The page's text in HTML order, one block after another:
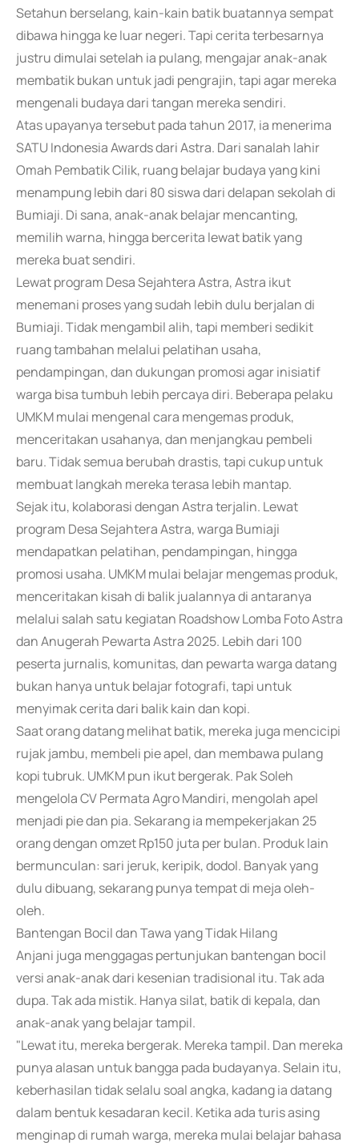
Setahun berselang, kain-kain batik buatannya sempat
dibawa hingga ke luar negeri. Tapi cerita terbesarnya
justru dimulai setelah ia pulang, mengajar anak-anak
membatik bukan untuk jadi pengrajin, tapi agar mereka
mengenali budaya dari tangan mereka sendiri.
Atas upayanya tersebut pada tahun 2017, ia menerima
SATU Indonesia Awards dari Astra. Dari sanalah lahir
Omah Pembatik Cilik, ruang belajar budaya yang kini
menampung lebih dari 80 siswa dari delapan sekolah di
Bumiaji. Di sana, anak-anak belajar mencanting,
memilih warna, hingga bercerita lewat batik yang
mereka buat sendiri.
Lewat program Desa Sejahtera Astra, Astra ikut
menemani proses yang sudah lebih dulu berjalan di
Bumiaji. Tidak mengambil alih, tapi memberi sedikit
ruang tambahan melalui pelatihan usaha,
pendampingan, dan dukungan promosi agar inisiatif
warga bisa tumbuh lebih percaya diri. Beberapa pelaku
UMKM mulai mengenal cara mengemas produk,
menceritakan usahanya, dan menjangkau pembeli
baru. Tidak semua berubah drastis, tapi cukup untuk
membuat langkah mereka terasa lebih mantap.
Sejak itu, kolaborasi dengan Astra terjalin. Lewat
program Desa Sejahtera Astra, warga Bumiaji
mendapatkan pelatihan, pendampingan, hingga
promosi usaha. UMKM mulai belajar mengemas produk,
menceritakan kisah di balik jualannya di antaranya
melalui salah satu kegiatan Roadshow Lomba Foto Astra
dan Anugerah Pewarta Astra 2025. Lebih dari 100
peserta jurnalis, komunitas, dan pewarta warga datang
bukan hanya untuk belajar fotografi, tapi untuk
menyimak cerita dari balik kain dan kopi.
Saat orang datang melihat batik, mereka juga mencicipi
rujak jambu, membeli pie apel, dan membawa pulang
kopi tubruk. UMKM pun ikut bergerak. Pak Soleh
mengelola CV Permata Agro Mandiri, mengolah apel
menjadi pie dan pia. Sekarang ia mempekerjakan 25
orang dengan omzet Rp150 juta per bulan. Produk lain
bermunculan: sari jeruk, keripik, dodol. Banyak yang
dulu dibuang, sekarang punya tempat di meja oleh-
oleh.
Bantengan Bocil dan Tawa yang Tidak Hilang
Anjani juga menggagas pertunjukan bantengan bocil
versi anak-anak dari kesenian tradisional itu. Tak ada
dupa. Tak ada mistik. Hanya silat, batik di kepala, dan
anak-anak yang belajar tampil.
"Lewat itu, mereka bergerak. Mereka tampil. Dan mereka
punya alasan untuk bangga pada budayanya. Selain itu,
keberhasilan tidak selalu soal angka, kadang ia datang
dalam bentuk kesadaran kecil. Ketika ada turis asing
menginap di rumah warga, mereka mulai belajar bahasa